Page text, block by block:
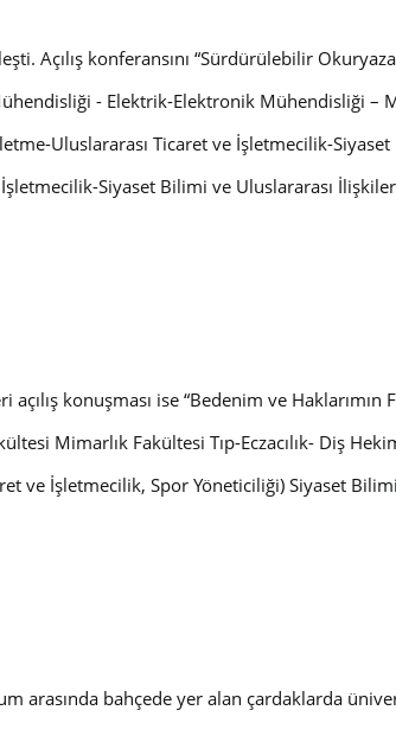
Açılış konferansını “Sürdürülebilir
- Elektrik-Elektronik Mühendisliği –
Uluslararası Ticaret ve İşletmecilik-
Siyaset Bilimi ve Uluslararası
konuşması ise “Bedenim ve Haklarımın
Mimarlık Fakültesi Tıp-Eczacılık- Diş
ve İşletmecilik, Spor Yöneticiliği) Siyaset
bahçede yer alan çardaklarda